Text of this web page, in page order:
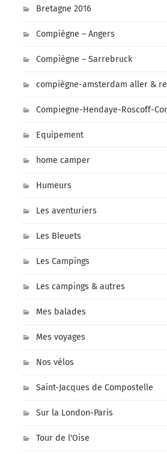
Bretagne 2016
Compiègne – Angers
Compiègne – Sarrebruck
compiègne-amsterdam aller &
Compiegne-Hendaye-Roscoff-
Equipement
home camper
Humeurs
Les aventuriers
Les Bleuets
Les Campings
Les campings & autres
Mes balades
Mes voyages
Nos vélos
Saint-Jacques de Compostelle
Sur la London-Paris
Tour de l'Oise